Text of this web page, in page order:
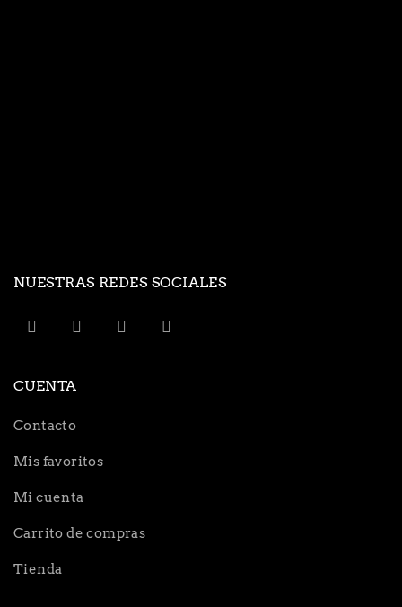
NUESTRAS REDES SOCIALES
CUENTA
Contacto
Mis favoritos
Mi cuenta
Carrito de compras
Tienda